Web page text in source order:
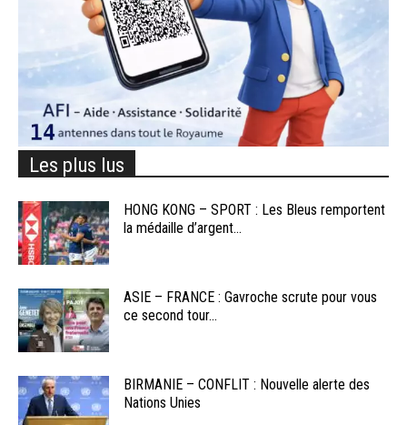
Les plus lus
HONG KONG – SPORT : Les Bleus remportent
la médaille d’argent...
ASIE – FRANCE : Gavroche scrute pour vous
ce second tour...
BIRMANIE – CONFLIT : Nouvelle alerte des
Nations Unies